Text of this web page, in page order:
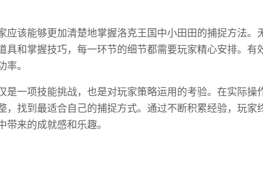
应该能够更加清楚地掌握洛克王国中小田田的捕捉方法。
具和掌握技巧，每一环节的细节都需要玩家精心安排。有
。
是一项技能挑战，也是对玩家策略运用的考验。在实际操
，找到最适合自己的捕捉方式。通过不断积累经验，玩家
来的成就感和乐趣。